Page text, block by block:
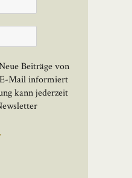
Beiträge von
Mail informiert
kann jederzeit